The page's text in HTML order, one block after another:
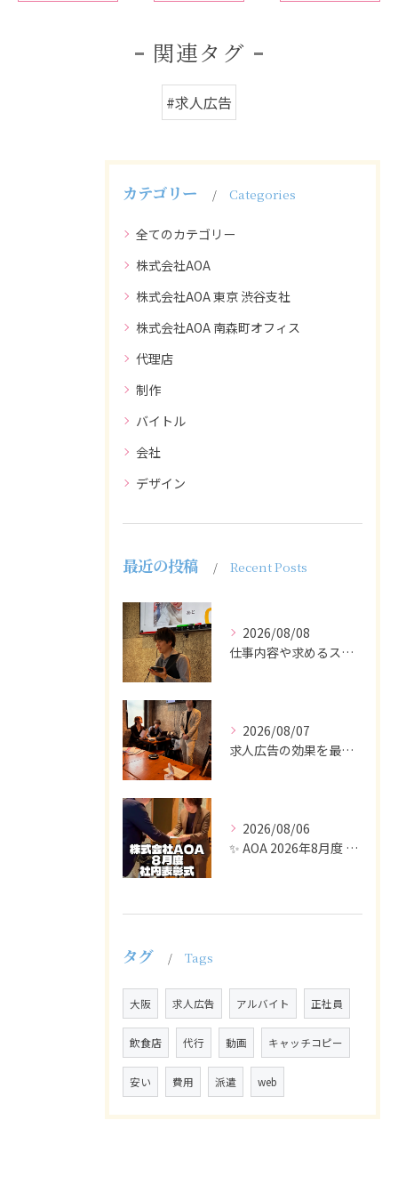
関連タグ
#求人広告
カテゴリー Categories
全てのカテゴリー
株式会社AOA
株式会社AOA 東京 渋谷支社
株式会社AOA 南森町オフィス
代理店
制作
バイトル
会社
デザイン
最近の投稿 Recent Posts
2026/08/08
仕事内容や求めるスキルを明確にし、ターゲット層に響くメッセー...
2026/08/07
求人広告の効果を最大化するために最も重要なのは、掲載タイミン...
2026/08/06
✨ AOA 2026年8月度 表彰式レポート ✨
タグ Tags
大阪 求人広告 アルバイト 正社員
飲食店 代行 動画 キャッチコピー
安い 費用 派遣 web